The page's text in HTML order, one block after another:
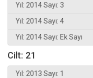
Yıl: 2014 Sayı: 3
Yıl: 2014 Sayı: 4
Yıl: 2014 Sayı: Ek Sayı
Cilt: 21
Yıl: 2013 Sayı: 1